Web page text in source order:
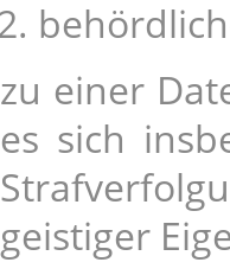
zu einer
es sich
geistiger